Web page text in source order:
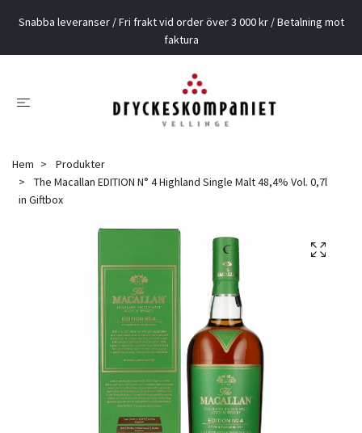
Snabba leveranser / Fri frakt vid order över 3 000 kr / Betalning mot
faktura
Hem
Produkter
The Macallan EDITION N° 4 Highland Single Malt 48,4% Vol. 0,7l
in Giftbox